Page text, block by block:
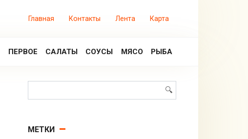
Главная Контакты Лента Карта
ПЕРВОЕ САЛАТЫ СОУСЫ МЯСО РЫБА
МЕТКИ